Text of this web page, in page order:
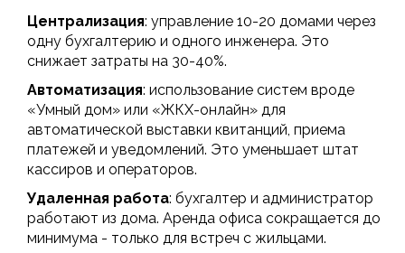
Централизация: управление 10-20 домами через
одну бухгалтерию и одного инженера. Это
снижает затраты на 30-40%.
Автоматизация: использование систем вроде
«Умный дом» или «ЖКХ-онлайн» для
автоматической выставки квитанций, приема
платежей и уведомлений. Это уменьшает штат
кассиров и операторов.
Удаленная работа: бухгалтер и администратор
работают из дома. Аренда офиса сокращается до
минимума - только для встреч с жильцами.